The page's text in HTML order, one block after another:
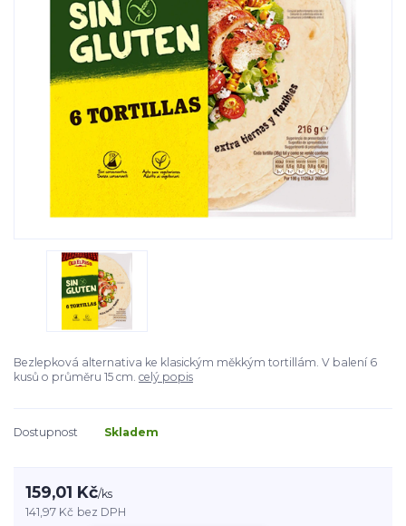
Bezlepková alternativa ke klasickým měkkým tortillám. V balení 6
kusů o průměru 15 cm. celý popis
Dostupnost Skladem
159,01 Kč/ks
141,97 Kč bez DPH